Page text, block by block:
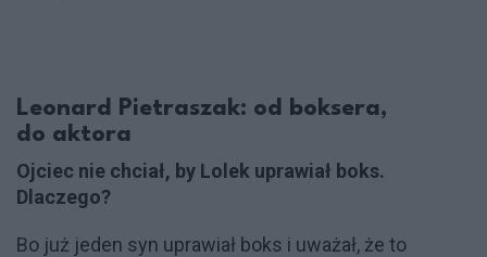
Leonard Pietraszak: od boksera,
do aktora
Ojciec nie chciał, by Lolek uprawiał boks.
Dlaczego?
Bo już jeden syn uprawiał boks i uważał, że to